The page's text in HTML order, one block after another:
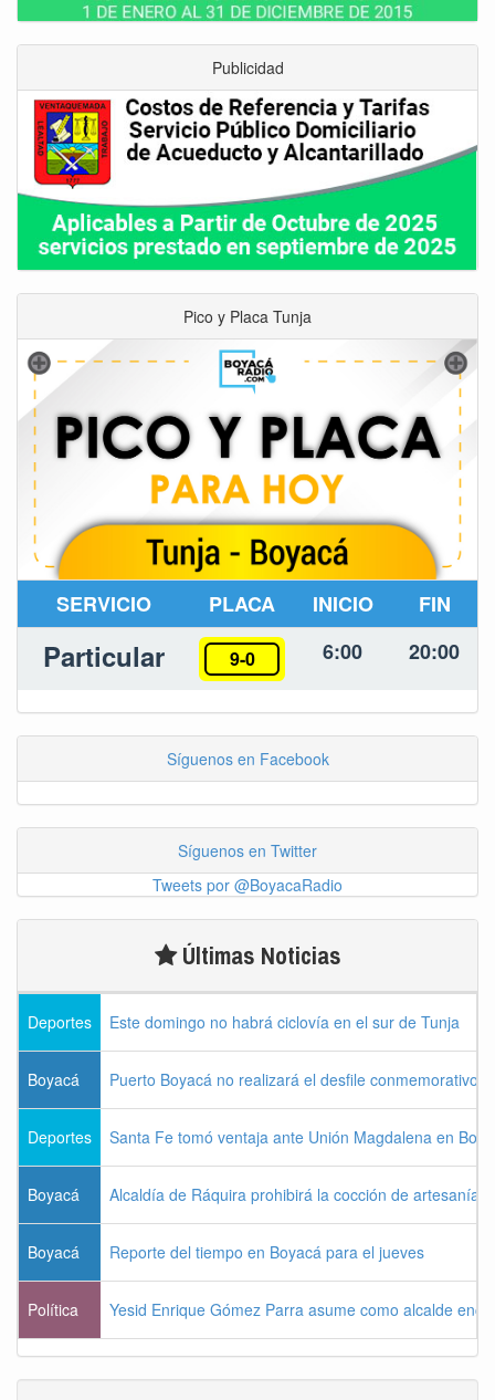
Publicidad
Pico y Placa Tunja
SERVICIO PLACA INICIO FIN
Particular 9-0 6:00 20:00
Síguenos en Facebook
Síguenos en Twitter
Tweets por @BoyacaRadio
Últimas Noticias
Deportes Este domingo no habrá ciclovía en el sur de Tunja
Boyacá Puerto Boyacá no realizará el desfile conmemorativo
Deportes Santa Fe tomó ventaja ante Unión Magdalena en
Boyacá Alcaldía de Ráquira prohibirá la cocción de
Boyacá Reporte del tiempo en Boyacá para el jueves
Política Yesid Enrique Gómez Parra asume como alcalde